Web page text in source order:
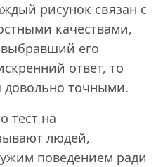
рисунок связан с
качествами,
его
ответ, то
довольно точными.
тест на
людей,
поведением ради